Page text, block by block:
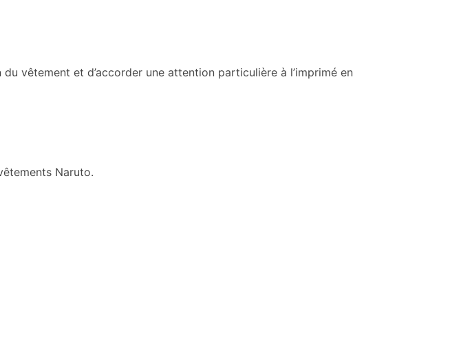
vêtement et d’accorder une attention particulière à l’imprimé en
Naruto.